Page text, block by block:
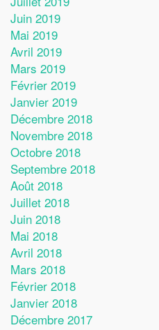
Juin 2019
Mai 2019
Avril 2019
Mars 2019
Février 2019
Janvier 2019
Décembre 2018
Novembre 2018
Octobre 2018
Septembre 2018
Août 2018
Juillet 2018
Juin 2018
Mai 2018
Avril 2018
Mars 2018
Février 2018
Janvier 2018
Décembre 2017